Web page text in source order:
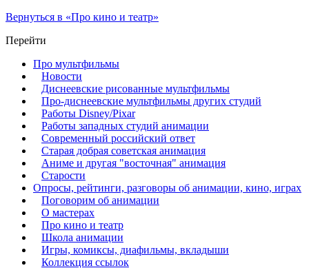
Вернуться в «Про кино и театр»
Перейти
Про мультфильмы
Новости
Диснеевские рисованные мультфильмы
Про-диснеевские мультфильмы других студий
Работы Disney/Pixar
Работы западных студий анимации
Современный российский ответ
Старая добрая советская анимация
Аниме и другая "восточная" анимация
Старости
Опросы, рейтинги, разговоры об анимации, кино, играх
Поговорим об анимации
О мастерах
Про кино и театр
Школа анимации
Игры, комиксы, диафильмы, вкладыши
Коллекция ссылок